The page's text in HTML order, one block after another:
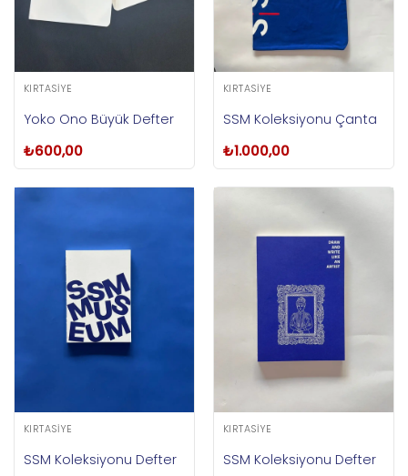
KIRTASIYE
Yoko Ono Büyük Defter
₺600,00
KIRTASIYE
SSM Koleksiyonu Çanta
₺1.000,00
KIRTASIYE
SSM Koleksiyonu Defter
KIRTASIYE
SSM Koleksiyonu Defter